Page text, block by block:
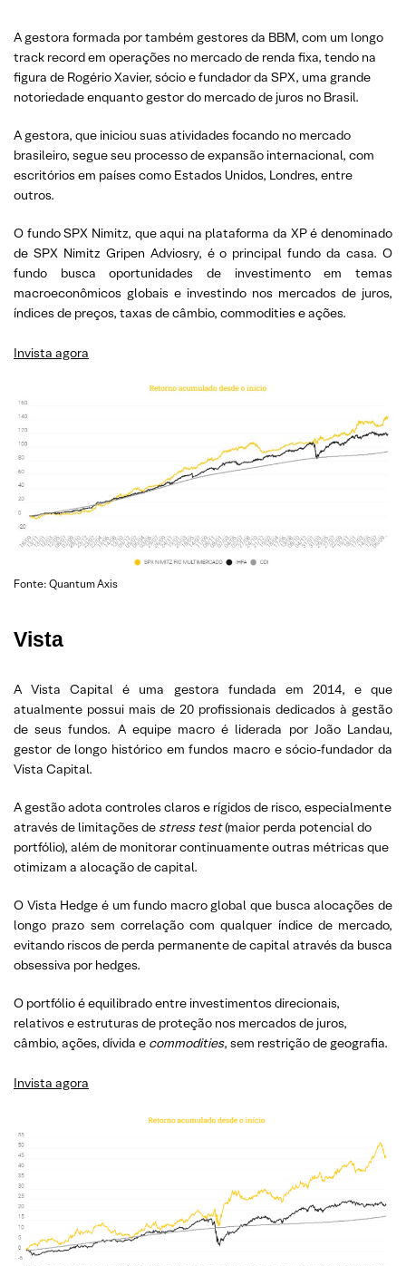
A gestora formada por também gestores da BBM, com um longo
track record em operações no mercado de renda fixa, tendo na
figura de Rogério Xavier, sócio e fundador da SPX, uma grande
notoriedade enquanto gestor do mercado de juros no Brasil.
A gestora, que iniciou suas atividades focando no mercado
brasileiro, segue seu processo de expansão internacional, com
escritórios em países como Estados Unidos, Londres, entre
outros.
O fundo SPX Nimitz, que aqui na plataforma da XP é denominado
de SPX Nimitz Gripen Adviosry, é o principal fundo da casa. O
fundo busca oportunidades de investimento em temas
macroeconômicos globais e investindo nos mercados de juros,
índices de preços, taxas de câmbio, commodities e ações.
Invista agora
Fonte: Quantum Axis
Vista
A Vista Capital é uma gestora fundada em 2014, e que
atualmente possui mais de 20 profissionais dedicados à gestão
de seus fundos. A equipe macro é liderada por João Landau,
gestor de longo histórico em fundos macro e sócio-fundador da
Vista Capital.
A gestão adota controles claros e rígidos de risco, especialmente
através de limitações de stress test(maior perda potencial do
portfólio), além de monitorar continuamente outras métricas que
otimizam a alocação de capital.
O Vista Hedge é um fundo macro global que busca alocações de
longo prazo sem correlação com qualquer índice de mercado,
evitando riscos de perda permanente de capital através da busca
obsessiva por hedges.
O portfólio é equilibrado entre investimentos direcionais,
relativos e estruturas de proteção nos mercados de juros,
câmbio, ações, dívida e commodities, sem restrição de geografia.
Invista agora